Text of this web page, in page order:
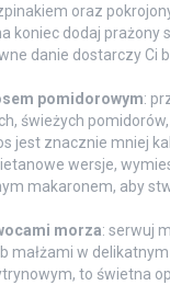
oraz
koniec dodaj prażony
danie dostarczy Ci
pomidorowym:
świeżych
jest znacznie mniej
wersje,
makaronem, aby
morza: serwuj
małżami w
to świetna